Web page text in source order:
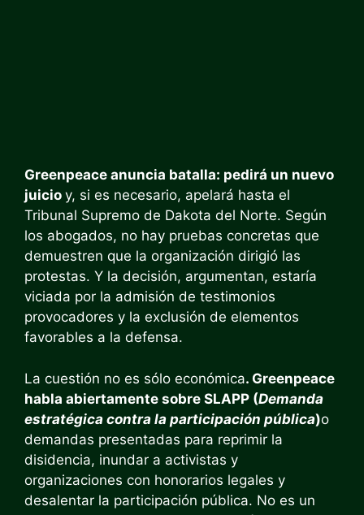
Greenpeace anuncia batalla: pedirá un nuevo
juicio y, si es necesario, apelará hasta el
Tribunal Supremo de Dakota del Norte. Según
los abogados, no hay pruebas concretas que
demuestren que la organización dirigió las
protestas. Y la decisión, argumentan, estaría
viciada por la admisión de testimonios
provocadores y la exclusión de elementos
favorables a la defensa.
La cuestión no es sólo económica. Greenpeace
habla abiertamente sobre SLAPP (Demanda
estratégica contra la participación pública)o
demandas presentadas para reprimir la
disidencia, inundar a activistas y
organizaciones con honorarios legales y
desalentar la participación pública. No es un